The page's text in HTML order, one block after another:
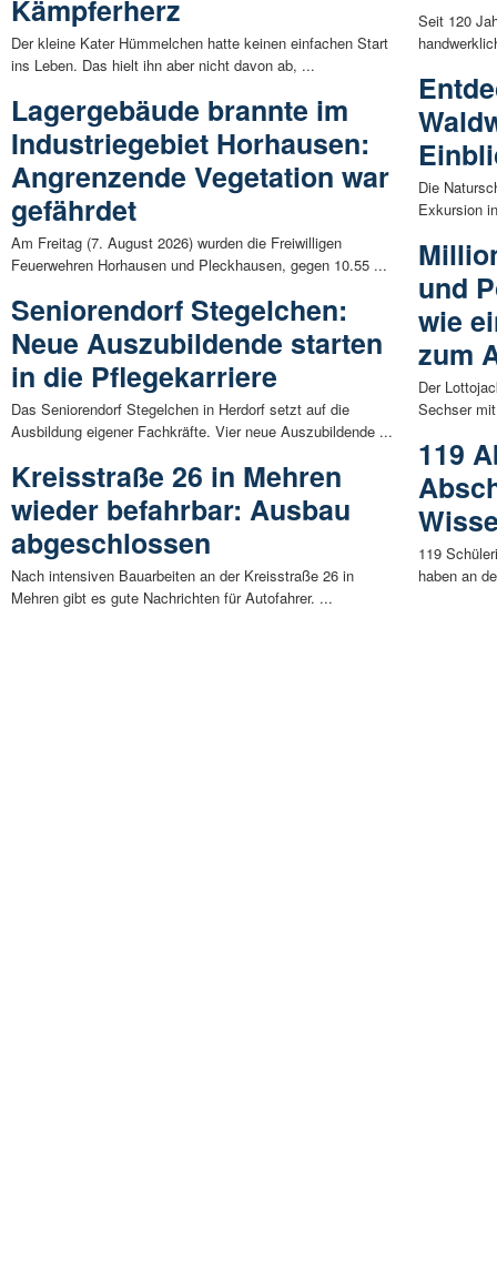
Kämpferherz
Der kleine Kater Hümmelchen hatte keinen einfachen Start
ins Leben. Das hielt ihn aber nicht davon ab, ...
Lagergebäude brannte im
Industriegebiet Horhausen:
Angrenzende Vegetation war
gefährdet
Am Freitag (7. August 2026) wurden die Freiwilligen
Feuerwehren Horhausen und Pleckhausen, gegen 10.55 ...
Seniorendorf Stegelchen:
Neue Auszubildende starten
in die Pflegekarriere
Das Seniorendorf Stegelchen in Herdorf setzt auf die
Ausbildung eigener Fachkräfte. Vier neue Auszubildende ...
Kreisstraße 26 in Mehren
wieder befahrbar: Ausbau
abgeschlossen
Nach intensiven Bauarbeiten an der Kreisstraße 26 in
Mehren gibt es gute Nachrichten für Autofahrer. ...
Seit 120
Die
Exkursion
und
wie
zum
Der
Sechser
119
119
haben an